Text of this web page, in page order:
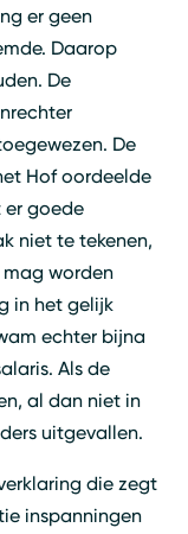
er geen
Daarop
De
De
Hof oordeelde
er goede
niet te tekenen,
worden
in het gelijk
echter bijna
Als de
al dan niet in
uitgevallen.
die zegt
inspanningen